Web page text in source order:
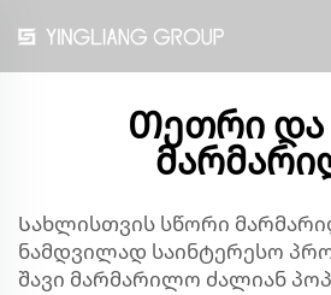
Თეთრი და
Სახლისთვის სწორი
ნამდვილად საინტერესო
შავი მარმარილო ძალიან